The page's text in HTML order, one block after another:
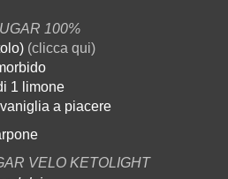
100%
(clicca qui)
1 limone
a piacere
VELO KETOLIGHT